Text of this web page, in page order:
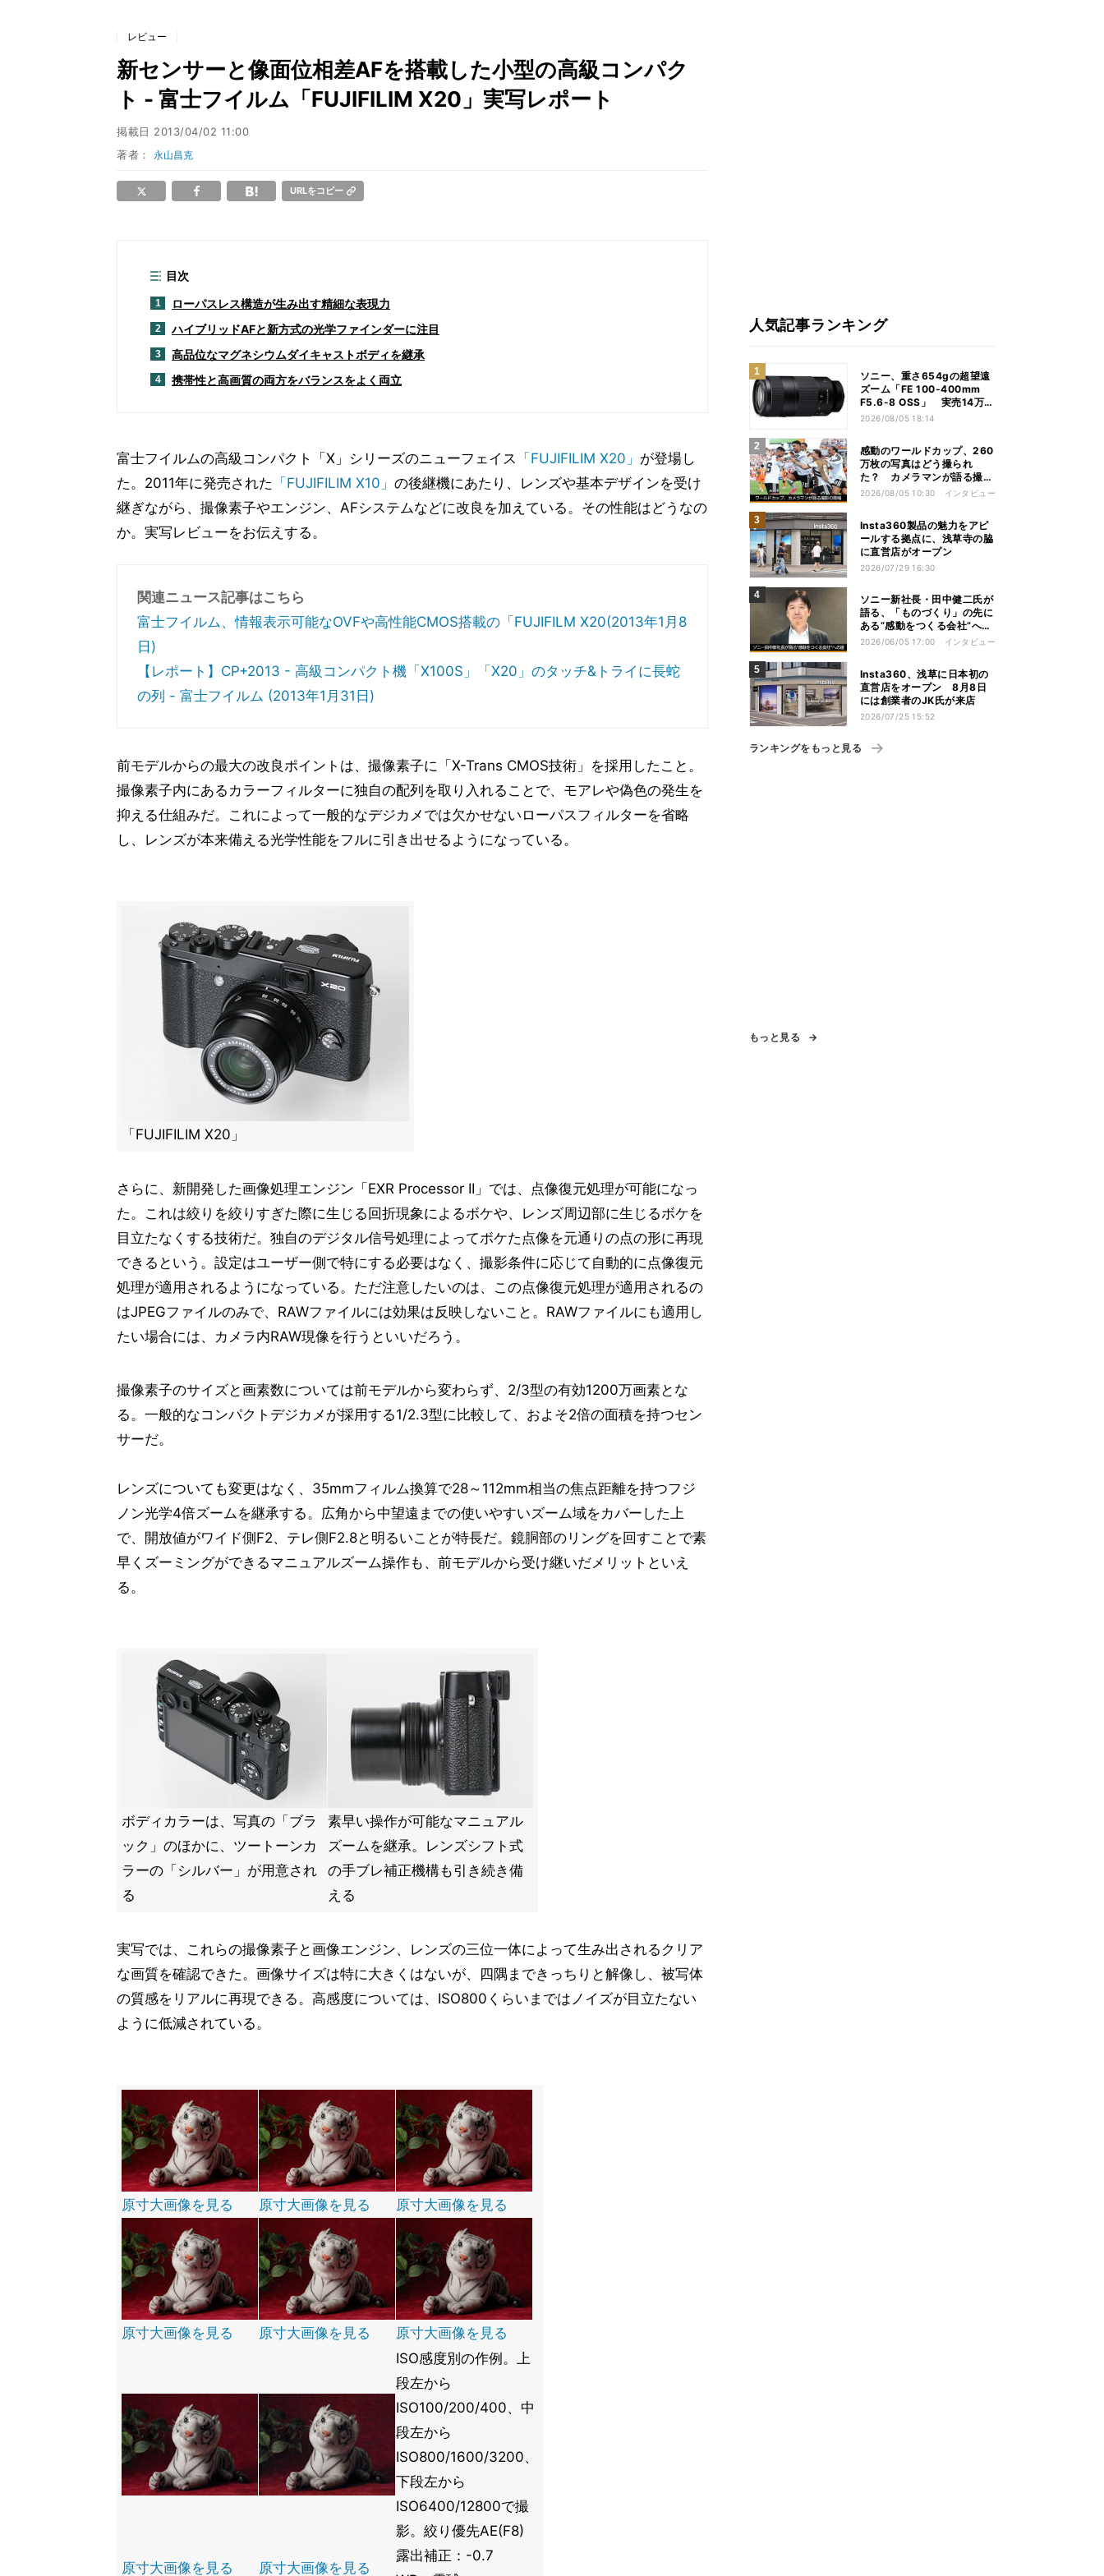
レビュー
新センサーと像面位相差AFを搭載した小型の高級コンパク
ト - 富士フイルム「FUJIFILIM X20」実写レポート
掲載日 2013/04/02 11:00
著者：永山昌克
URLをコピー
目次
1 ローパスレス構造が生み出す精細な表現力
2 ハイブリッドAFと新方式の光学ファインダーに注目
3 高品位なマグネシウムダイキャストボディを継承
4 携帯性と高画質の両方をバランスをよく両立
富士フイルムの高級コンパクト「X」シリーズのニューフェイス 「FUJIFILIM X20」 が登場し
た。2011年に発売された 「FUJIFILIM X10」 の後継機にあたり、レンズや基本デザインを受け
継ぎながら、撮像素子やエンジン、AFシステムなどに改良を加えている。その性能はどうなの
か。実写レビューをお伝えする。
関連ニュース記事はこちら
富士フイルム、情報表示可能なOVFや高性能CMOS搭載の「FUJIFILM X20(2013年1月8
日)
【レポート】CP+2013 - 高級コンパクト機「X100S」「X20」のタッチ&トライに長蛇
の列 - 富士フイルム (2013年1月31日)
前モデルからの最大の改良ポイントは、撮像素子に「X-Trans CMOS技術」を採用したこと。
撮像素子内にあるカラーフィルターに独自の配列を取り入れることで、モアレや偽色の発生を
抑える仕組みだ。これによって一般的なデジカメでは欠かせないローパスフィルターを省略
し、レンズが本来備える光学性能をフルに引き出せるようになっている。
「FUJIFILIM X20」
さらに、新開発した画像処理エンジン「EXR Processor II」では、点像復元処理が可能になっ
た。これは絞りを絞りすぎた際に生じる回折現象によるボケや、レンズ周辺部に生じるボケを
目立たなくする技術だ。独自のデジタル信号処理によってボケた点像を元通りの点の形に再現
できるという。設定はユーザー側で特にする必要はなく、撮影条件に応じて自動的に点像復元
処理が適用されるようになっている。ただ注意したいのは、この点像復元処理が適用されるの
はJPEGファイルのみで、RAWファイルには効果は反映しないこと。RAWファイルにも適用し
たい場合には、カメラ内RAW現像を行うといいだろう。
撮像素子のサイズと画素数については前モデルから変わらず、2/3型の有効1200万画素とな
る。一般的なコンパクトデジカメが採用する1/2.3型に比較して、およそ2倍の面積を持つセン
サーだ。
レンズについても変更はなく、35mmフィルム換算で28～112mm相当の焦点距離を持つフジ
ノン光学4倍ズームを継承する。広角から中望遠までの使いやすいズーム域をカバーした上
で、開放値がワイド側F2、テレ側F2.8と明るいことが特長だ。鏡胴部のリングを回すことで素
早くズーミングができるマニュアルズーム操作も、前モデルから受け継いだメリットといえ
る。
ボディカラーは、写真の「ブラ
ック」のほかに、ツートーンカ
ラーの「シルバー」が用意され
る
素早い操作が可能なマニュアル
ズームを継承。レンズシフト式
の手ブレ補正機構も引き続き備
える
実写では、これらの撮像素子と画像エンジン、レンズの三位一体によって生み出されるクリア
な画質を確認できた。画像サイズは特に大きくはないが、四隅まできっちりと解像し、被写体
の質感をリアルに再現できる。高感度については、ISO800くらいまではノイズが目立たない
ように低減されている。
原寸大画像を見る 原寸大画像を見る 原寸大画像を見る
原寸大画像を見る 原寸大画像を見る
原寸大画像を見る
ISO感度別の作例。上
段左から
ISO100/200/400、中
段左から
ISO800/1600/3200、
下段左から
ISO6400/12800で撮
影。絞り優先AE(F8)
露出補正：-0.7
原寸大画像を見る 原寸大画像を見る
人気記事ランキング
ソニー、重さ654gの超望遠
ズーム「FE 100-400mm
F5.6-8 OSS」 実売14万円
前後
2026/08/05 18:14
感動のワールドカップ、260
万枚の写真はどう撮られ
た？ カメラマンが語る撮影
の現場
2026/08/05 10:30 インタビュー
Insta360製品の魅力をアピ
ールする拠点に、浅草寺の脇
に直営店がオープン
2026/07/29 16:30
ソニー新社長・田中健二氏が
語る、「ものづくり」の先に
ある“感動をつくる会社”への
道
2026/06/05 17:00 インタビュー
Insta360、浅草に日本初の
直営店をオープン 8月8日
には創業者のJK氏が来店
2026/07/25 15:52
ランキングをもっと見る
もっと見る